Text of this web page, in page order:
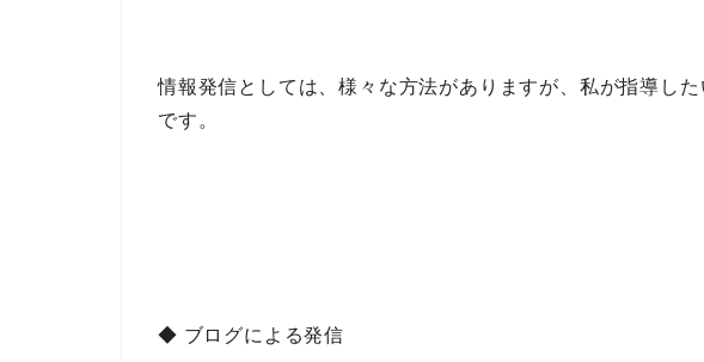
情報発信としては、様々な方法がありますが、私が指導し
です。
◆ ブログによる発信